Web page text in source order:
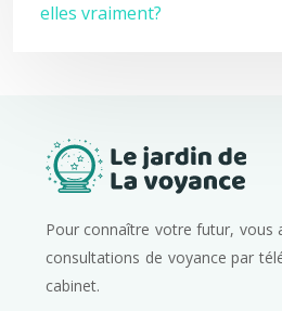
elles vraiment?
Pour connaître votre futur, vous
consultations de voyance par
cabinet.